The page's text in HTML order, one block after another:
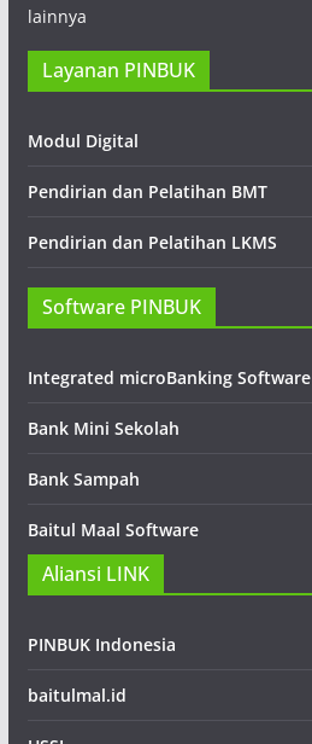
lainnya
Layanan PINBUK
Modul Digital
Pendirian dan Pelatihan BMT
Pendirian dan Pelatihan LKMS
Software PINBUK
Integrated microBanking Software
Bank Mini Sekolah
Bank Sampah
Baitul Maal Software
Aliansi LINK
PINBUK Indonesia
baitulmal.id